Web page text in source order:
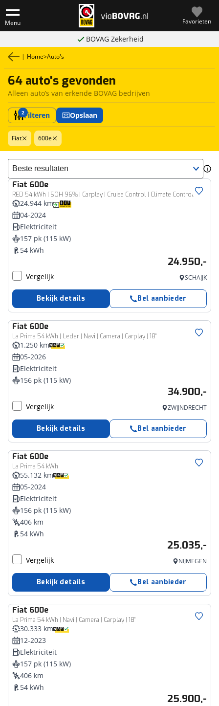
Menu Favorieten
BOVAG Zekerheid
| Home>Auto's
64 auto's gevonden
Alleen auto’s van erkende BOVAG bedrijven
2Filteren Opslaan
Fiat 600e
Sorteer resultaten
Fiat 600e
RED 54 kWh | SOH 96% | Carplay | Cruise Control | Climate Control
24.944 km
04-2024
Elektriciteit
157 pk (115 kW)
54 kWh
24.950,-
Vergelijk SCHAIJK
Bekijk details Bel aanbieder
Fiat 600e
La Prima 54 kWh | Leder | Navi | Camera | Carplay | 18"
1.250 km
05-2026
Elektriciteit
156 pk (115 kW)
34.900,-
Vergelijk ZWIJNDRECHT
Bekijk details Bel aanbieder
Fiat 600e
La Prima 54 kWh
55.132 km
05-2024
Elektriciteit
156 pk (115 kW)
406 km
54 kWh
25.035,-
Vergelijk NIJMEGEN
Bekijk details Bel aanbieder
Fiat 600e
La Prima 54 kWh | Navi | Camera | Carplay | 18"
30.333 km
12-2023
Elektriciteit
157 pk (115 kW)
406 km
54 kWh
25.900,-